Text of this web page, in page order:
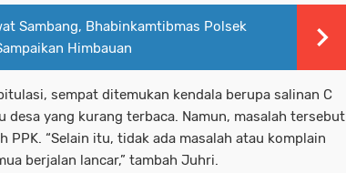
Sambang, Bhabinkamtibmas Polsek
Himbauan
sempat ditemukan kendala berupa salinan C
desa yang kurang terbaca. Namun, masalah tersebut
PPK. “Selain itu, tidak ada masalah atau komplain
berjalan lancar,” tambah Juhri.